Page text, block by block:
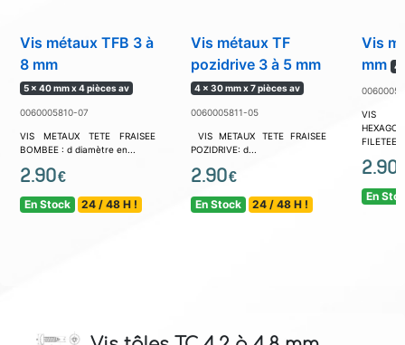
Vis métaux TFB 3 à
8 mm
5 x 40 mm x 4 pièces av
0060005810-07
VIS METAUX TETE FRAISEE
BOMBEE : d diamètre en...
2.90€
En Stock 24 / 48 H !
Vis métaux TF
pozidrive 3 à 5 mm
4 x 30 mm x 7 pièces av
0060005811-05
VIS METAUX TETE FRAISEE
POZIDRIVE: d...
2.90€
En Stock 24 / 48 H !
Vis
mm
4
VIS
2.90
En